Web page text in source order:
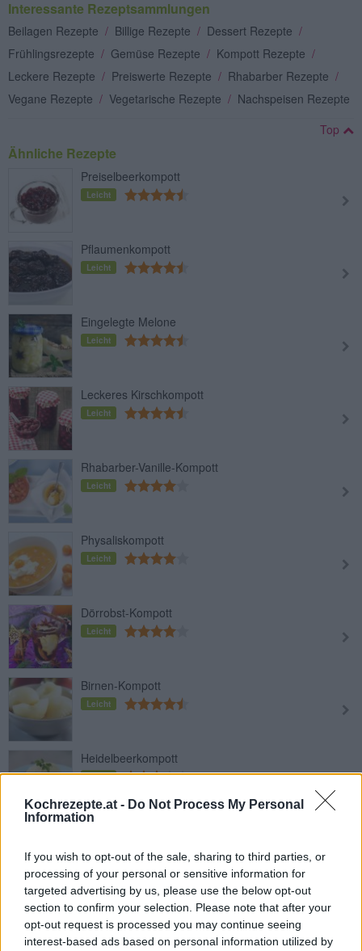
Kochrezepte.at - Do Not Process My Personal
Information
If you wish to opt-out of the sale, sharing to third parties, or
processing of your personal or sensitive information for
targeted advertising by us, please use the below opt-out
section to confirm your selection. Please note that after your
opt-out request is processed you may continue seeing
interest-based ads based on personal information utilized by
Interessante Rezeptsammlungen
Beilagen Rezepte / Billige Rezepte / Dessert Rezepte /
Frühlingsrezepte / Gemüse Rezepte / Kompott Rezepte /
Leckere Rezepte / Preiswerte Rezepte / Rhabarber Rezepte /
Vegane Rezepte / Vegetarische Rezepte / Nachspeisen Rezepte
Top
Ähnliche Rezepte
Preiselbeerkompott
Leicht
Pflaumenkompott
Leicht
Eingelegte Melone
Leicht
Leckeres Kirschkompott
Leicht
Rhabarber-Vanille-Kompott
Leicht
Physaliskompott
Leicht
Dörrobst-Kompott
Leicht
Birnen-Kompott
Leicht
Heidelbeerkompott
Leicht
Fruchtiges Zwetschkenkompott
Leicht